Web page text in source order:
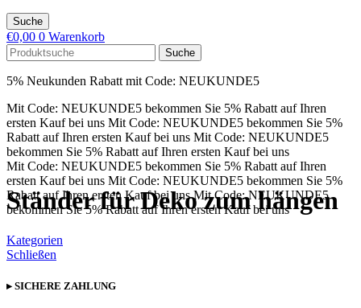
Suche
€0,00 0 Warenkorb
Suche
5% Neukunden Rabatt mit Code: NEUKUNDE5
Mit Code: NEUKUNDE5 bekommen Sie 5% Rabatt auf Ihren
ersten Kauf bei uns Mit Code: NEUKUNDE5 bekommen Sie 5%
Rabatt auf Ihren ersten Kauf bei uns Mit Code: NEUKUNDE5
bekommen Sie 5% Rabatt auf Ihren ersten Kauf bei uns
Mit Code: NEUKUNDE5 bekommen Sie 5% Rabatt auf Ihren
ersten Kauf bei uns Mit Code: NEUKUNDE5 bekommen Sie 5%
Rabatt auf Ihren ersten Kauf bei unsMit Code: NEUKUNDE5
bekommen Sie 5% Rabatt auf Ihren ersten Kauf bei uns
Ständer für Deko zum hängen
Kategorien
Schließen
▸ SICHERE ZAHLUNG